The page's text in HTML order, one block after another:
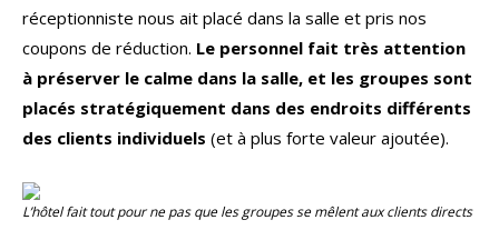
réceptionniste nous ait placé dans la salle et pris nos
coupons de réduction. Le personnel fait très attention
à préserver le calme dans la salle, et les groupes sont
placés stratégiquement dans des endroits différents
des clients individuels (et à plus forte valeur ajoutée).
L’hôtel fait tout pour ne pas que les groupes se mêlent aux clients directs